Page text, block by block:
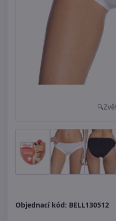
Objednací kód: BELL130512